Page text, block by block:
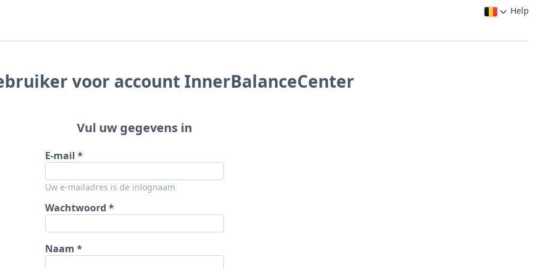
Help
voor account InnerBalanceCenter
Vul uw gegevens in
E-mail
Uw e-mailadres is de inlognaam
Wachtwoord
Naam